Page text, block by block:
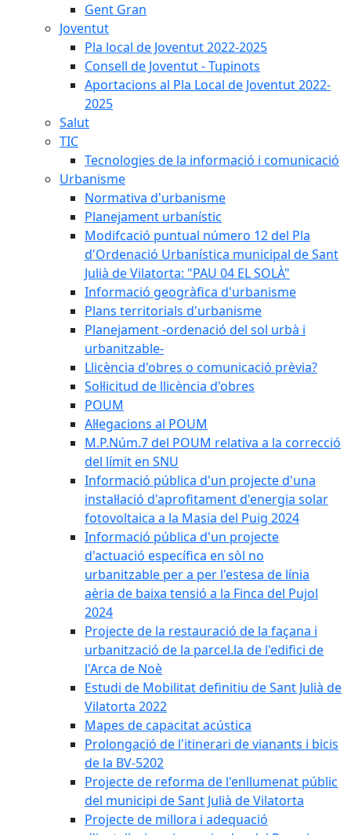
Gent Gran
Joventut
Pla local de Joventut 2022-2025
Consell de Joventut - Tupinots
Aportacions al Pla Local de Joventut 2022-
2025
Salut
TIC
Tecnologies de la informació i comunicació
Urbanisme
Normativa d'urbanisme
Planejament urbanístic
Modifcació puntual número 12 del Pla
d'Ordenació Urbanística municipal de Sant
Julià de Vilatorta: "PAU 04 EL SOLÀ"
Informació geogràfica d'urbanisme
Plans territorials d'urbanisme
Planejament -ordenació del sol urbà i
urbanitzable-
Llicència d'obres o comunicació prèvia?
Sol·licitud de llicència d'obres
POUM
Al·legacions al POUM
M.P.Núm.7 del POUM relativa a la correcció
del límit en SNU
Informació pública d'un projecte d'una
instal·lació d'aprofitament d'energia solar
fotovoltaica a la Masia del Puig 2024
Informació pública d'un projecte
d'actuació específica en sòl no
urbanitzable per a per l'estesa de línia
aèria de baixa tensió a la Finca del Pujol
2024
Projecte de la restauració de la façana i
urbanització de la parcel.la de l'edifici de
l'Arca de Noè
Estudi de Mobilitat definitiu de Sant Julià de
Vilatorta 2022
Mapes de capacitat acústica
Prolongació de l'itinerari de vianants i bicis
de la BV-5202
Projecte de reforma de l'enllumenat públic
del municipi de Sant Julià de Vilatorta
Projecte de millora i adequació